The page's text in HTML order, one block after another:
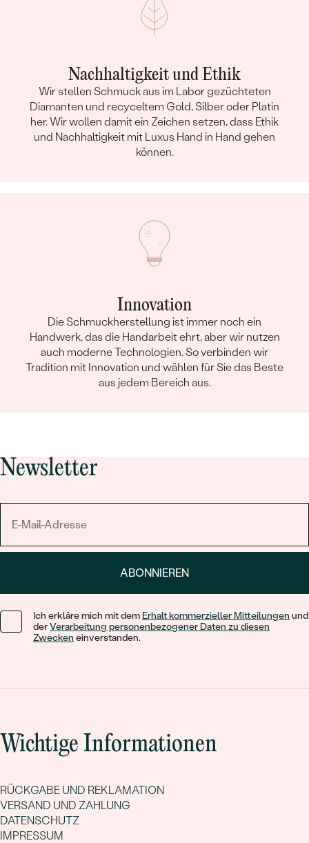
Nachhaltigkeit und Ethik
Wir stellen Schmuck aus im Labor gezüchteten
Diamanten und recyceltem Gold, Silber oder Platin
her. Wir wollen damit ein Zeichen setzen, dass Ethik
und Nachhaltigkeit mit Luxus Hand in Hand gehen
können.
Innovation
Die Schmuckherstellung ist immer noch ein
Handwerk, das die Handarbeit ehrt, aber wir nutzen
auch moderne Technologien. So verbinden wir
Tradition mit Innovation und wählen für Sie das Beste
aus jedem Bereich aus.
Newsletter
ABONNIEREN
Ich erkläre mich mit dem Erhalt kommerzieller Mitteilungen und
derVerarbeitung personenbezogener Daten zu diesen
Zwecken einverstanden.
Wichtige Informationen
RÜCKGABE UND REKLAMATION
VERSAND UND ZAHLUNG
DATENSCHUTZ
IMPRESSUM